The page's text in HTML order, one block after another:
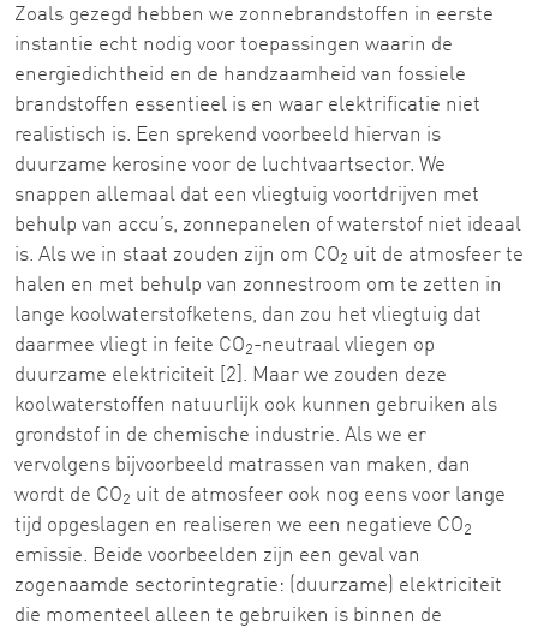
Zoals gezegd hebben we zonnebrandstoffen in eerste
instantie echt nodig voor toepassingen waarin de
energiedichtheid en de handzaamheid van fossiele
brandstoffen essentieel is en waar elektrificatie niet
realistisch is. Een sprekend voorbeeld hiervan is
duurzame kerosine voor de luchtvaartsector. We
snappen allemaal dat een vliegtuig voortdrijven met
behulp van accu’s, zonnepanelen of waterstof niet ideaal
is. Als we in staat zouden zijn om CO2 uit de atmosfeer te
halen en met behulp van zonnestroom om te zetten in
lange koolwaterstofketens, dan zou het vliegtuig dat
daarmee vliegt in feite CO2-neutraal vliegen op
duurzame elektriciteit [2]. Maar we zouden deze
koolwaterstoffen natuurlijk ook kunnen gebruiken als
grondstof in de chemische industrie. Als we er
vervolgens bijvoorbeeld matrassen van maken, dan
wordt de CO2 uit de atmosfeer ook nog eens voor lange
tijd opgeslagen en realiseren we een negatieve CO2
emissie. Beide voorbeelden zijn een geval van
zogenaamde sectorintegratie: (duurzame) elektriciteit
die momenteel alleen te gebruiken is binnen de